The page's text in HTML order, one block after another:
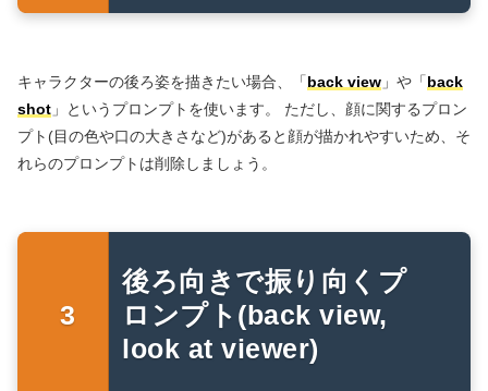
キャラクターの後ろ姿を描きたい場合、「back view 」や「back
shot 」というプロンプトを使います。 ただし、顔に関するプロン
プト(目の色や口の大きさなど)があると顔が描かれやすいため、そ
れらのプロンプトは削除しましょう。
後ろ向きで振り向くプ
ロンプト(back view,
look at viewer)